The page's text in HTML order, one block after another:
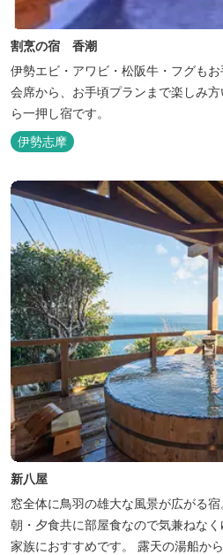
割烹の宿 香潮
伊勢エビ・アワビ・松阪牛・フグも
会席から、お手頃プランまで楽しみ
ら一押し宿です。
伊勢志摩
新八屋
窓全体に鳥羽の雄大な風景が広がる宿
朝・夕食共に部屋食なので気兼ねな
家族におすすめです。 露天の湯船か